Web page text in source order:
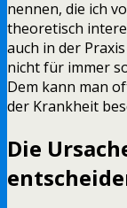
nennen, die ich
theoretisch
auch in der
nicht für immer
Dem kann man
der Krankheit
Die